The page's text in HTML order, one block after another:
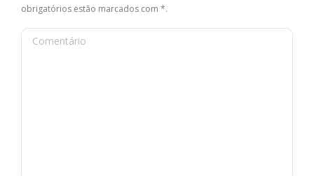
obrigatórios estão marcados com *.
Comentário